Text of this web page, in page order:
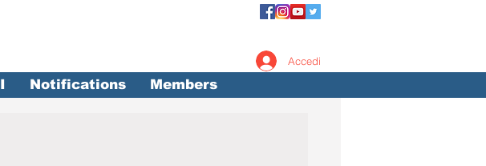
Notifications Members
Accedi